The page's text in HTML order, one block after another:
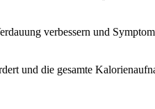
verbessern und
und die gesamte